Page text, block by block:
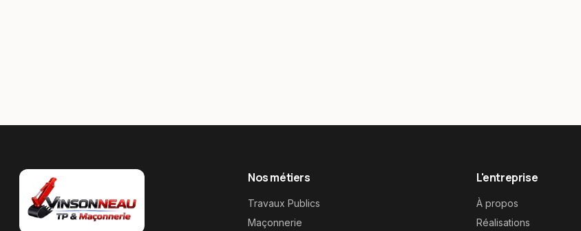
Nos métiers
Travaux Publics
Maçonnerie
L'entreprise
À propos
Réalisations